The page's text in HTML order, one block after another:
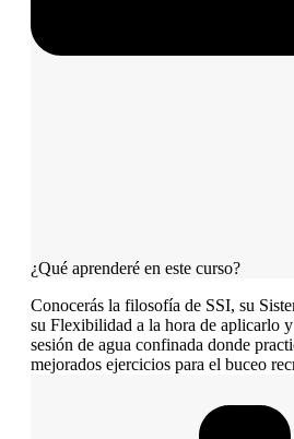
¿Qué aprenderé en este curso?
Conocerás la filosofía de SSI, su
su Flexibilidad a la hora de aplicarlo
sesión de agua confinada donde
mejorados ejercicios para el buceo